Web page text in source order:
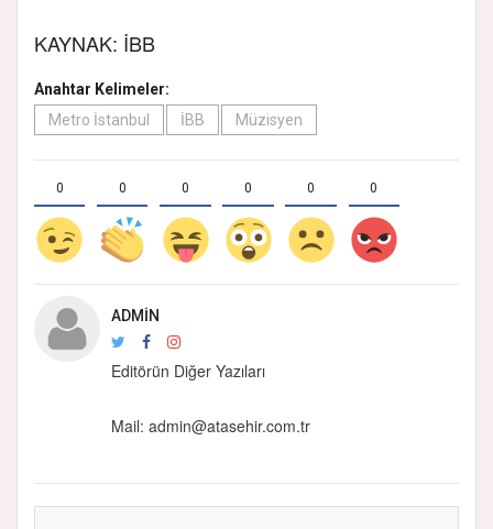
KAYNAK: İBB
Anahtar Kelimeler:
Metro İstanbul
İBB Müzisyen
0 0 0 0 0 0
ADMIN
Editörün Diğer Yazıları
Mail: admin@atasehir.com.tr